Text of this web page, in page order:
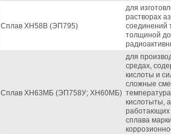
Сплав ХН58В (ЭП795)
для
растворах
соединений
толщиной
Сплав ХН63МБ (ЭП758У; ХН60МБ)
для
средах,
кислоты и
сложные
кислотыты,
работающих
сплава